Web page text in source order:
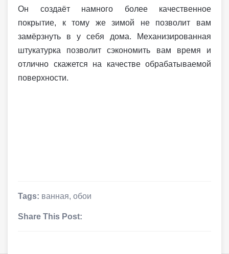
Он создаёт намного более качественное
покрытие, к тому же зимой не позволит вам
замёрзнуть в у себя дома. Механизированная
штукатурка позволит сэкономить вам время и
отлично скажется на качестве обрабатываемой
поверхности.
Tags: ванная, обои
Share This Post: